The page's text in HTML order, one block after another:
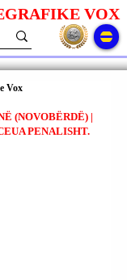
VOX
(NOVOBËRDË) |
PENALISHT.
Vox